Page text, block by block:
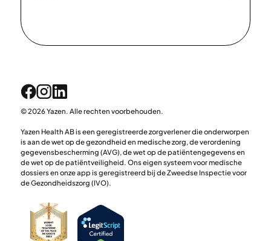
© 2026 Yazen. Alle rechten voorbehouden.
Yazen Health AB is een geregistreerde zorgverlener die onderworpen
is aan de wet op de gezondheid en medische zorg, de verordening
gegevensbescherming (AVG), de wet op de patiëntengegevens en
de wet op de patiëntveiligheid. Ons eigen systeem voor medische
dossiers en onze app is geregistreerd bij de Zweedse Inspectie voor
de Gezondheidszorg (IVO).